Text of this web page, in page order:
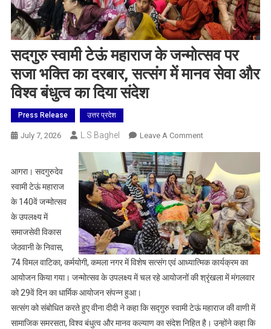
सदगुरु स्वामी टेऊं महाराज के जन्मोत्सव पर
सजा भक्ति का दरबार, सत्संग में मानव सेवा और
विश्व बंधुत्व का दिया संदेश
Press Release उत्तर प्रदेश
July 7, 2026 L.S Baghel Leave A CommentOn
स्वामी
टेऊं
महाराज
के
जन्मोत्सव
पर
सजा
भक्ति
का
आगरा। सदगुरुदेव
स्वामी टेऊं महाराज
के 140वें जन्मोत्सव
के उपलक्ष्य में
समाजसेवी विकास
जेठवानी के निवास,
74 विमल वाटिका, कर्मयोगी, कमला नगर में विशेष सत्संग एवं आध्यात्मिक कार्यक्रम का
आयोजन किया गया। जन्मोत्सव के उपलक्ष्य में चल रहे आयोजनों की श्रृंखला में मंगलवार
को 29वें दिन का धार्मिक आयोजन संपन्न हुआ।
सत्संग को संबोधित करते हुए वीना दीदी ने कहा कि सद्गुरु स्वामी टेऊं महाराज की वाणी में
सामाजिक समरसता, विश्व बंधुत्व और मानव कल्याण का संदेश निहित है। उन्होंने कहा कि